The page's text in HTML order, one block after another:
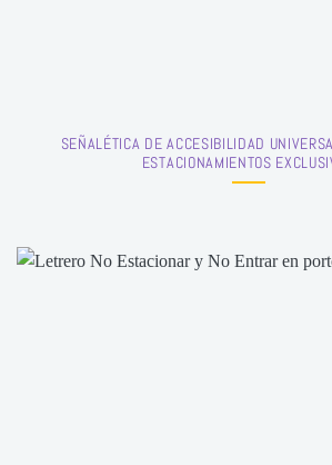
SEÑALÉTICA DE ACCESIBILIDAD
ESTACIONAMIENTOS